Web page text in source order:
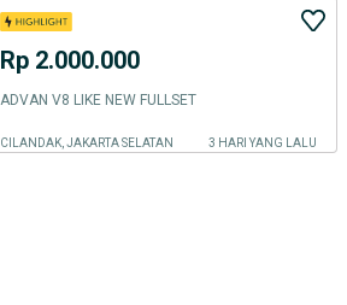
Rp 2.000.000
ADVAN V8 LIKE NEW FULLSET
CILANDAK, JAKARTA SELATAN 3 HARI YANG LALU